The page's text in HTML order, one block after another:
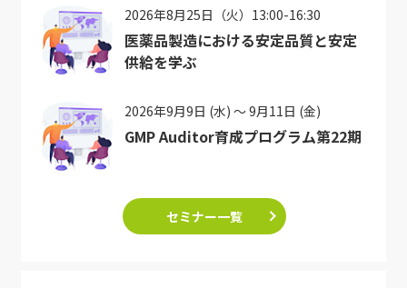
2026年8月25日（火）13:00-16:30
医薬品製造における安定品質と安定
供給を学ぶ
2026年9月9日 (水) ～ 9月11日 (金)
GMP Auditor育成プログラム第22期
セミナー一覧